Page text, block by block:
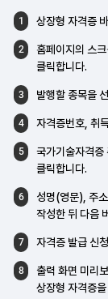
1 상장형 자격증
2 홈페이지의 스
클릭합니다.
3 발행할 종목을
4 자격증번호, 취
5 국가기술자격증
클릭합니다.
6 성명(영문), 주
작성한 뒤 다음
7 자격증 발급 신
8 출력 화면 미리
상장형 자격증